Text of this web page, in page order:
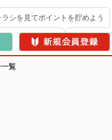
ラシを見てポイントを貯めよう
覧